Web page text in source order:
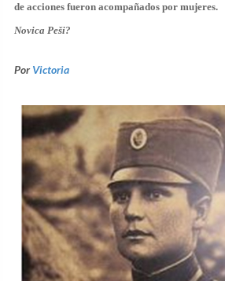
de acciones fueron acompañados por mujeres.
Novica Peši?
PorVictoria